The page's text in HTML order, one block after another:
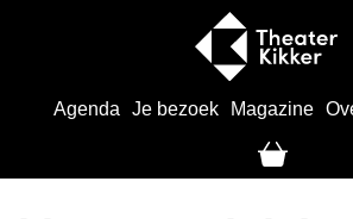
Agenda Je bezoek Magazine